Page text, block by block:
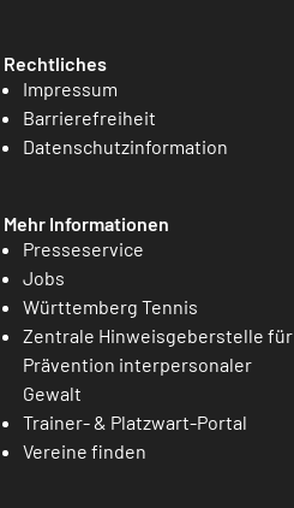
Rechtliches
Impressum
Barrierefreiheit
Datenschutzinformation
Mehr Informationen
Presseservice
Jobs
Württemberg Tennis
Zentrale Hinweisgeberstelle für
Prävention interpersonaler
Gewalt
Trainer- & Platzwart-Portal
Vereine finden